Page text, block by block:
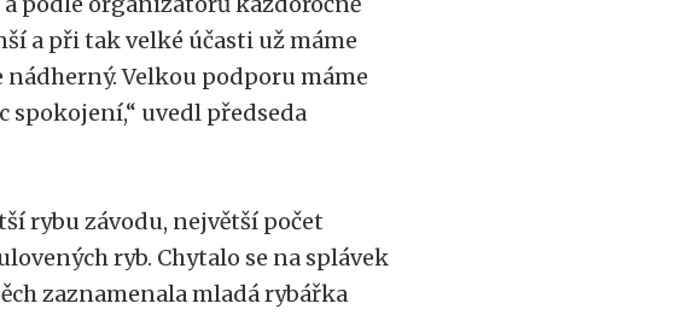
a při tak velké účasti už máme
Velkou podporu máme
spokojení,“ uvedl předseda
rybu závodu, největší počet
ryb. Chytalo se na splávek
zaznamenala mladá rybářka